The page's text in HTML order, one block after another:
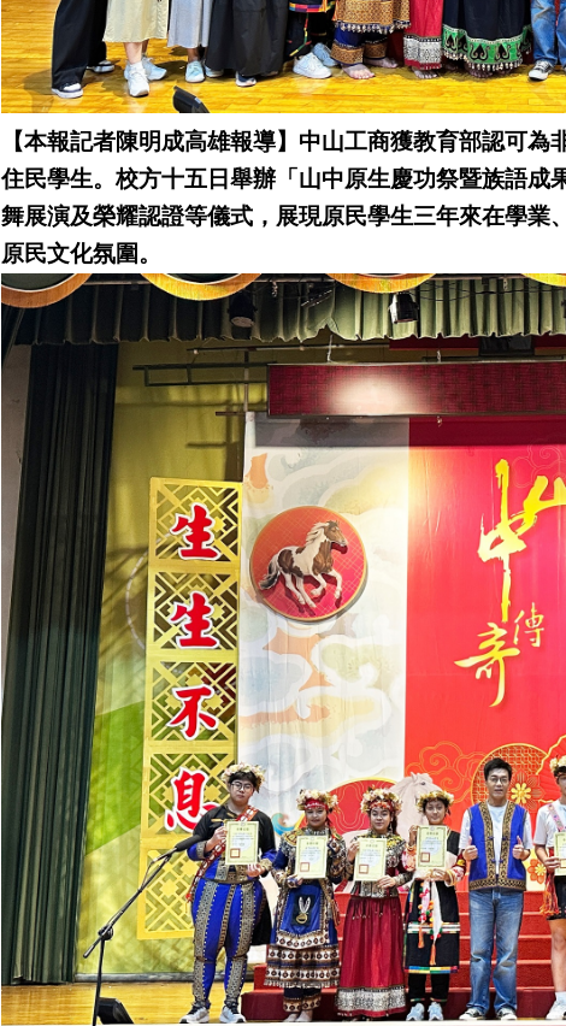
【本報記者陳明成高雄報導】中山工商獲教育部認可
住民學生。校方十五日舉辦「山中原生慶功祭暨族語
舞展演及榮耀認證等儀式，展現原民學生三年來在學
原民文化氛圍。